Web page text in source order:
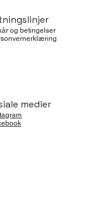
og betingelser
medier